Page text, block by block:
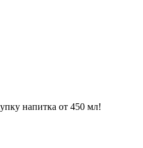
напитка от 450 мл!